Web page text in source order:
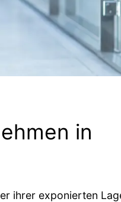
in
ihrer exponierten